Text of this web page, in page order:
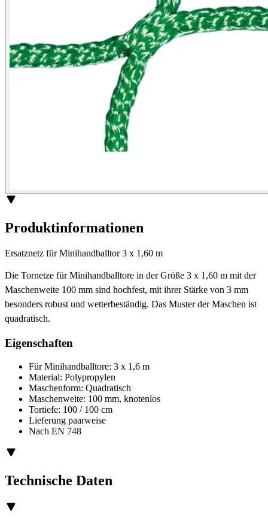
Produktinformationen
Ersatznetz für Minihandballtor 3 x 1,60 m
Die Tornetze für Minihandballtore in der Größe 3 x 1,60 m mit der
Maschenweite 100 mm sind hochfest, mit ihrer Stärke von 3 mm
besonders robust und wetterbeständig. Das Muster der Maschen ist
quadratisch.
Eigenschaften
Für Minihandballtore: 3 x 1,6 m
Material: Polypropylen
Maschenform: Quadratisch
Maschenweite: 100 mm, knotenlos
Tortiefe: 100 / 100 cm
Lieferung paarweise
Nach EN 748
Technische Daten